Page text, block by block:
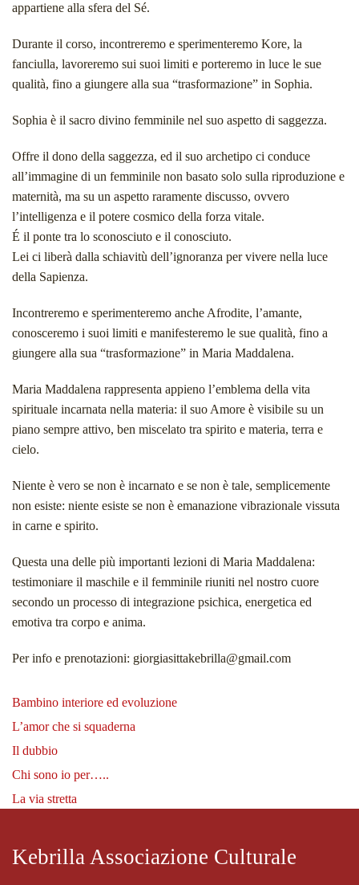
appartiene alla sfera del Sé.
Durante il corso, incontreremo e sperimenteremo Kore, la
fanciulla, lavoreremo sui suoi limiti e porteremo in luce le sue
qualità, fino a giungere alla sua “trasformazione” in Sophia.
Sophia è il sacro divino femminile nel suo aspetto di saggezza.
Offre il dono della saggezza, ed il suo archetipo ci conduce
all’immagine di un femminile non basato solo sulla riproduzione e
maternità, ma su un aspetto raramente discusso, ovvero
l’intelligenza e il potere cosmico della forza vitale.
É il ponte tra lo sconosciuto e il conosciuto.
Lei ci liberà dalla schiavitù dell’ignoranza per vivere nella luce
della Sapienza.
Incontreremo e sperimenteremo anche Afrodite, l’amante,
conosceremo i suoi limiti e manifesteremo le sue qualità, fino a
giungere alla sua “trasformazione” in Maria Maddalena.
Maria Maddalena rappresenta appieno l’emblema della vita
spirituale incarnata nella materia: il suo Amore è visibile su un
piano sempre attivo, ben miscelato tra spirito e materia, terra e
cielo.
Niente è vero se non è incarnato e se non è tale, semplicemente
non esiste: niente esiste se non è emanazione vibrazionale vissuta
in carne e spirito.
Questa una delle più importanti lezioni di Maria Maddalena:
testimoniare il maschile e il femminile riuniti nel nostro cuore
secondo un processo di integrazione psichica, energetica ed
emotiva tra corpo e anima.
Per info e prenotazioni: giorgiasittakebrilla@gmail.com
Bambino interiore ed evoluzione
L’amor che si squaderna
Il dubbio
Chi sono io per…..
La via stretta
Kebrilla Associazione Culturale